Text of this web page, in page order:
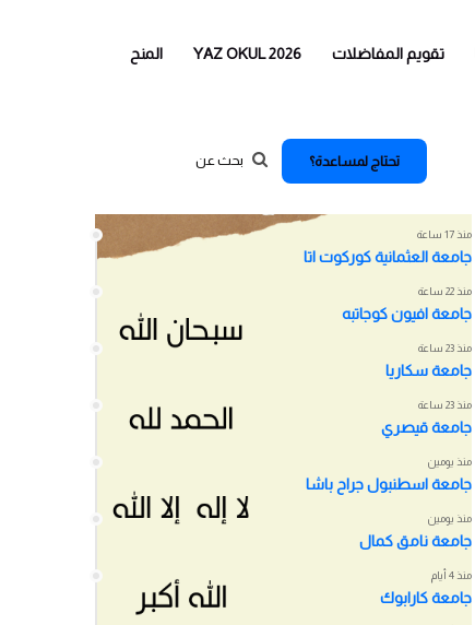
تقويم المفاضلات YAZ OKUL 2026 المنح
تحتاج لمساعدة؟
اخر الاخبار
منذ 17 ساعة
جامعة العثمانية كوركوت اتا
منذ 22 ساعة
جامعة افيون كوجاتبه
منذ 23 ساعة
جامعة سكاريا
منذ 23 ساعة
جامعة قيصري
منذ يومين
جامعة اسطنبول جراح باشا
منذ يومين
جامعة نامق كمال
منذ 4 أيام
جامعة كارابوك